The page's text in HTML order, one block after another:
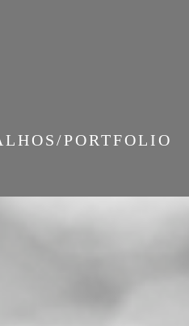
PORTFOLIO